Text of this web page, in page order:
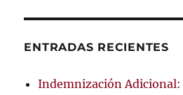
ENTRADAS RECIENTES
Indemnización Adicional: